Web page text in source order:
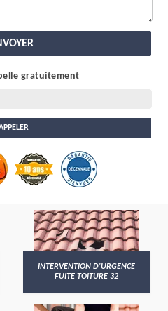
gratuitement
INTERVENTION D'URGENCE
FUITE TOITURE 32